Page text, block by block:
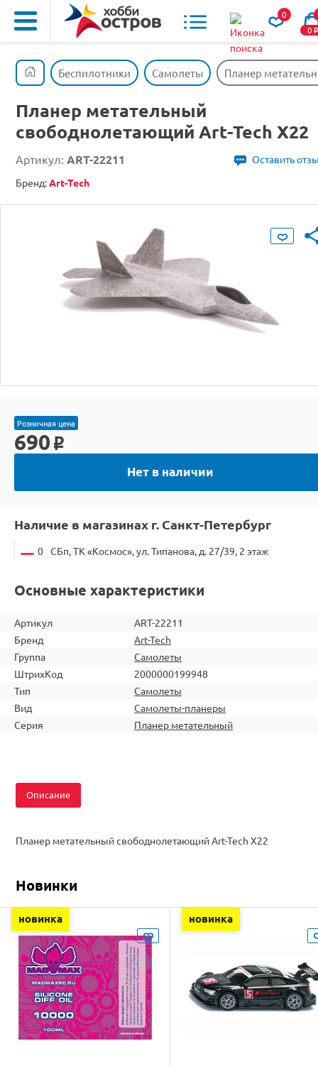
0
0o
Беспилотники Самолеты Планер
Планер метательный
свободнолетающий Art-Tech X22
Артикул: ART-22211
Оставить
Бренд:Art-Tech
Розничная цена
690 o
Нет в наличии
Наличие в магазинах г. Санкт-Петербург
0 СБп, ТК «Космос», ул. Типанова, д. 27/39, 2 этаж
Основные характеристики
Артикул
ART-22211
Бренд
Art-Tech
Группа
Самолеты
ШтрихКод
2000000199948
Тип
Самолеты
Вид
Самолеты-планеры
Серия
Планер метательный
Описание
Планер метательный свободнолетающий Art-Tech X22
Новинки
новинка новинка